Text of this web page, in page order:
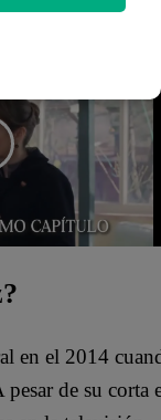
en el 2014
de su